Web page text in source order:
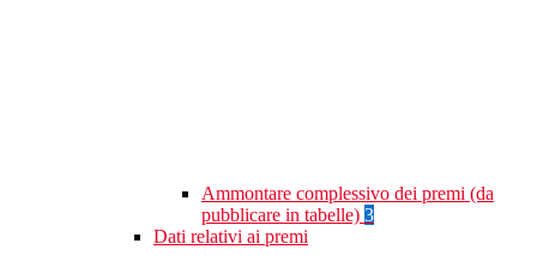
Ammontare complessivo dei premi (da
pubblicare in tabelle) 3
Dati relativi ai premi